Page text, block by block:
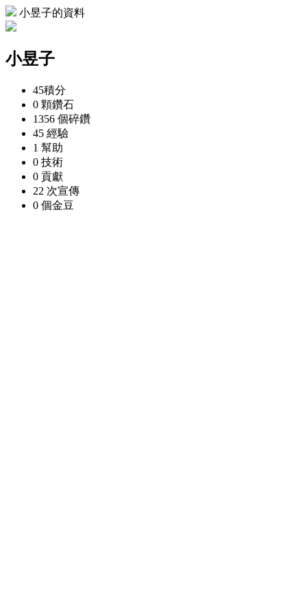
小昱子的資料
小昱子
45積分
0 顆鑽石
1356 個碎鑽
45 經驗
1 幫助
0 技術
0 貢獻
22 次宣傳
0 個金豆